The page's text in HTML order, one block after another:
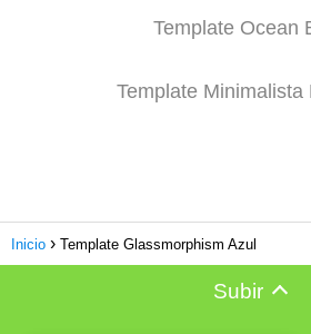
Template Ocean
Template Minimalista
Inicio Template Glassmorphism Azul
Subir